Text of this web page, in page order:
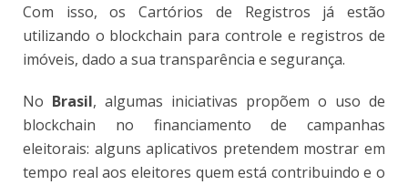
Com isso, os Cartórios de Registros já estão
utilizando o blockchain para controle e registros de
imóveis, dado a sua transparência e segurança.
No Brasil, algumas iniciativas propõem o uso de
blockchain no financiamento de campanhas
eleitorais: alguns aplicativos pretendem mostrar em
tempo real aos eleitores quem está contribuindo e o